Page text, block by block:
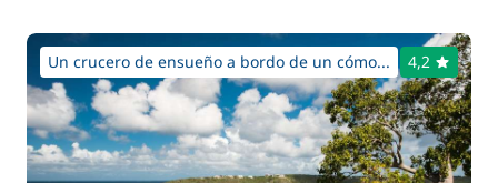
Un crucero de ensueño a bordo de un cómo... 4,2